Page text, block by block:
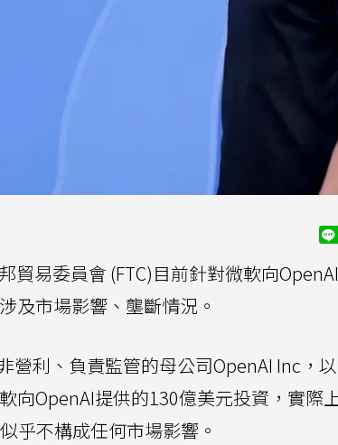
貿易委員會 (FTC)目前針對微軟向
及市場影響、壟斷情況。
營利、負責監管的母公司OpenAI Inc，
向OpenAI提供的130億美元投資，實際
乎不構成任何市場影響。